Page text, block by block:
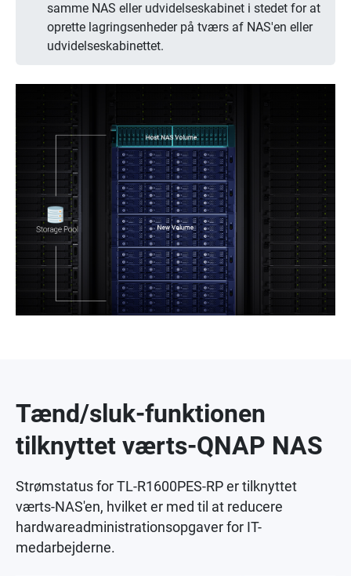
samme NAS eller udvidelseskabinet i stedet for at
oprette lagringsenheder på tværs af NAS'en eller
udvidelseskabinettet.
Tænd/sluk-funktionen
tilknyttet værts-QNAP NAS
Strømstatus for TL-R1600PES-RP er tilknyttet
værts-NAS'en, hvilket er med til at reducere
hardwareadministrationsopgaver for IT-
medarbejderne.